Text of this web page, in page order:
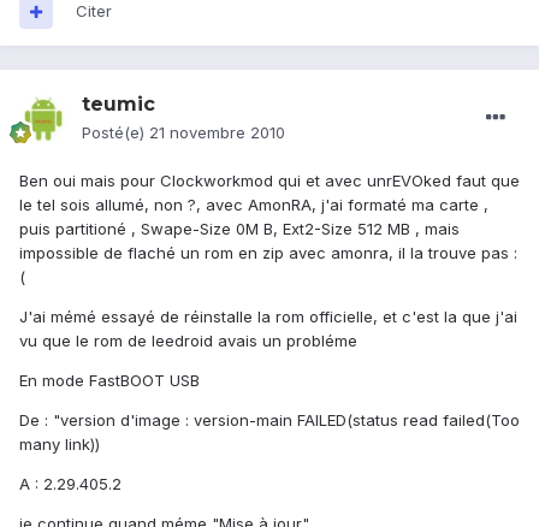
Citer
teumic
Posté(e) 21 novembre 2010
Ben oui mais pour Clockworkmod qui et avec unrEVOked faut que
le tel sois allumé, non ?, avec AmonRA, j'ai formaté ma carte ,
puis partitioné , Swape-Size 0M B, Ext2-Size 512 MB , mais
impossible de flaché un rom en zip avec amonra, il la trouve pas :
(
J'ai mémé essayé de réinstalle la rom officielle, et c'est la que j'ai
vu que le rom de leedroid avais un probléme
En mode FastBOOT USB
De : "version d'image : version-main FAILED(status read failed(Too
many link))
A : 2.29.405.2